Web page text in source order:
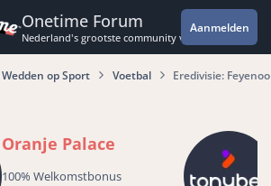
Onetime Forum
Nederland's grootste community voor de
Aanmelden
Wedden op Sport Voetbal Eredivisie:
Oranje Palace
100% Welkomstbonus